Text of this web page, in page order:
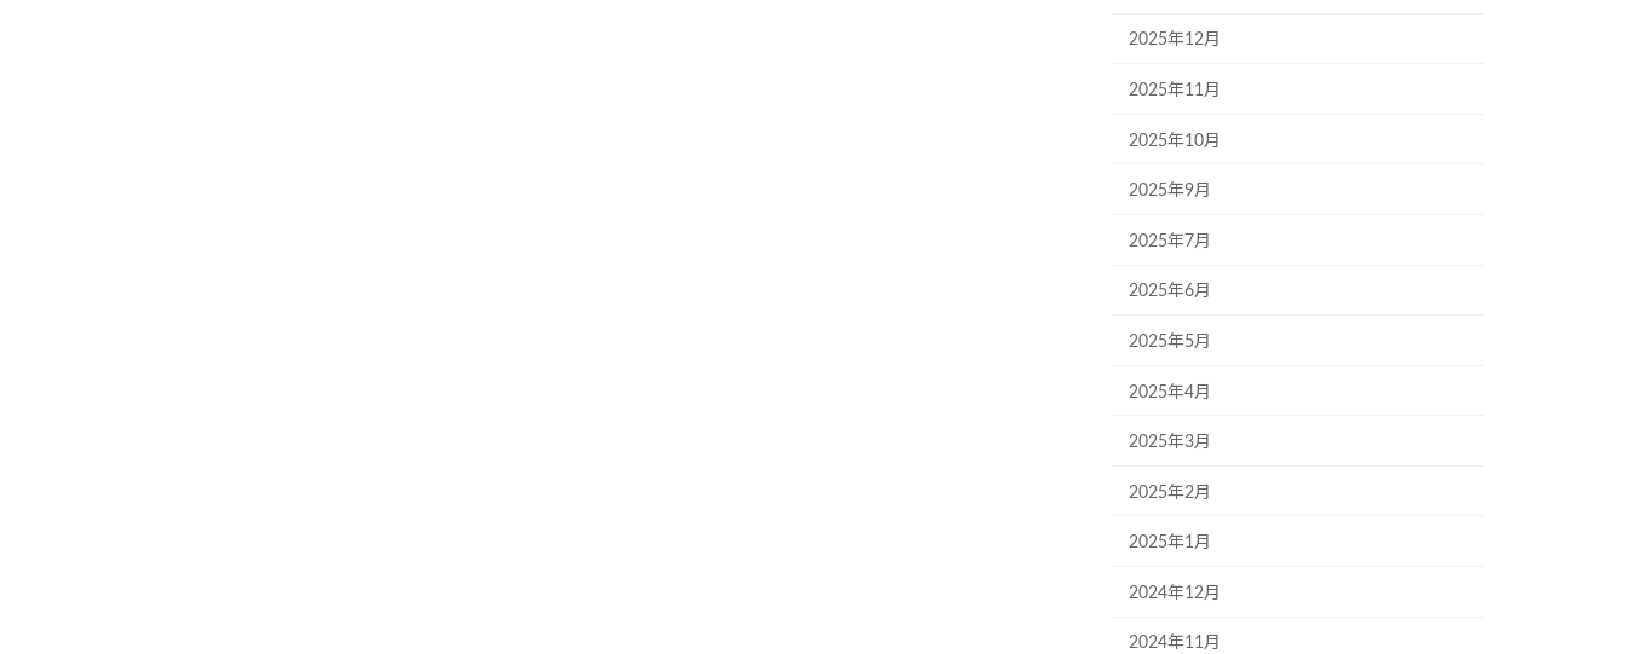
2025年12月
2025年11月
2025年10月
2025年9月
2025年7月
2025年6月
2025年5月
2025年4月
2025年3月
2025年2月
2025年1月
2024年12月
2024年11月